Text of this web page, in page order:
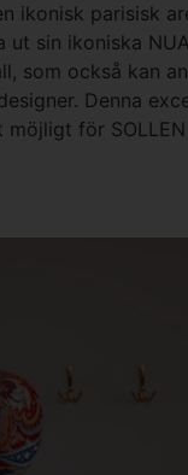
ikonisk parisisk
ut sin ikoniska
som också kan
Denna
för